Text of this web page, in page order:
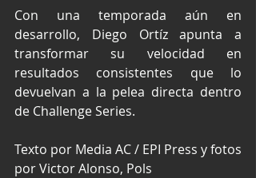
Con una temporada aún en
desarrollo, Diego Ortíz apunta a
transformar su velocidad en
resultados consistentes que lo
devuelvan a la pelea directa dentro
de Challenge Series.
Texto por Media AC / EPI Press y fotos
por Victor Alonso, Pols